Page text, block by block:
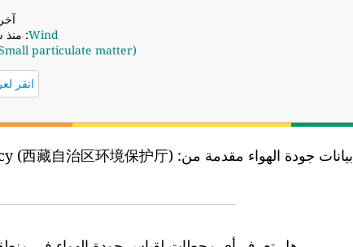
Wind: منذ
particulate matter)
انقر
بيانات جودة الهواء مقدمة من: (西藏自治区环境保护厅)